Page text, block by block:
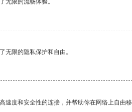
无限的流畅体验。
无限的隐私保护和自由。
速度和安全性的连接，并帮助你在网络上自由移